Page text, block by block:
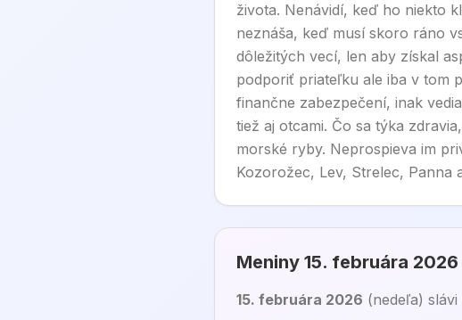
života. Nenávidí, keď ho niekto
neznáša, keď musí skoro ráno
dôležitých vecí, len aby získal
podporiť priateľku ale iba v tom
finančne zabezpečení, inak
tiež aj otcami. Čo sa týka
morské ryby. Neprospieva im
Kozorožec, Lev, Strelec, Panna
Meniny 15. februára 2026
15. februára 2026 (nedeľa) slávi